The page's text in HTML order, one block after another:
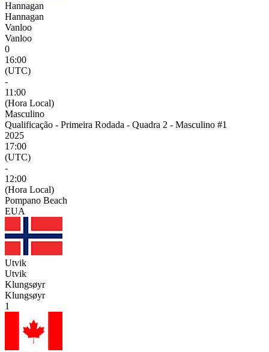
Hannagan
Hannagan
Vanloo
Vanloo
0
16:00
(UTC)
-
11:00
(Hora Local)
Masculino
Qualificação - Primeira Rodada - Quadra 2 - Masculino #1
2025
17:00
(UTC)
-
12:00
(Hora Local)
Pompano Beach
EUA
Utvik
Utvik
Klungsøyr
Klungsøyr
1